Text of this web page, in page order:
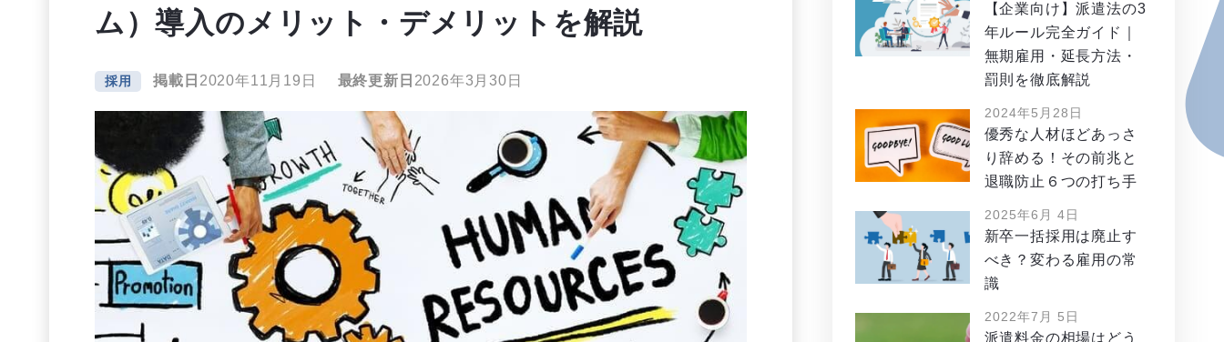
ム）導入のメリット・デメリットを解説
採用 掲載日 2020年11月19日 最終更新日 2026年3月30日
【企業向け】派遣法の3
年ルール完全ガイド｜
無期雇用・延長方法・
罰則を徹底解説
2024年5月28日
優秀な人材ほどあっさ
り辞める！その前兆と
退職防止６つの打ち手
2025年6月 4日
新卒一括採用は廃止す
べき？変わる雇用の常
識
2022年7月 5日
派遣料金の相場はどう